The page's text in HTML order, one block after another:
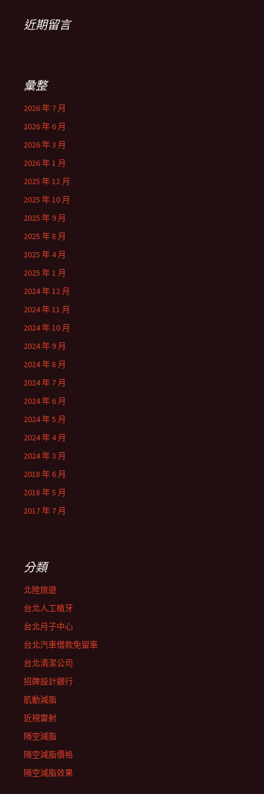
近期留言
彙整
2026 年 7 月
2026 年 6 月
2026 年 3 月
2026 年 1 月
2025 年 12 月
2025 年 10 月
2025 年 9 月
2025 年 8 月
2025 年 4 月
2025 年 1 月
2024 年 12 月
2024 年 11 月
2024 年 10 月
2024 年 9 月
2024 年 8 月
2024 年 7 月
2024 年 6 月
2024 年 5 月
2024 年 4 月
2024 年 3 月
2018 年 6 月
2018 年 5 月
2017 年 7 月
分類
北陸旅遊
台北人工植牙
台北月子中心
台北汽車借款免留車
台北清潔公司
招牌設計銀行
肌動減脂
近視雷射
隔空減脂
隔空減脂價格
隔空減脂效果